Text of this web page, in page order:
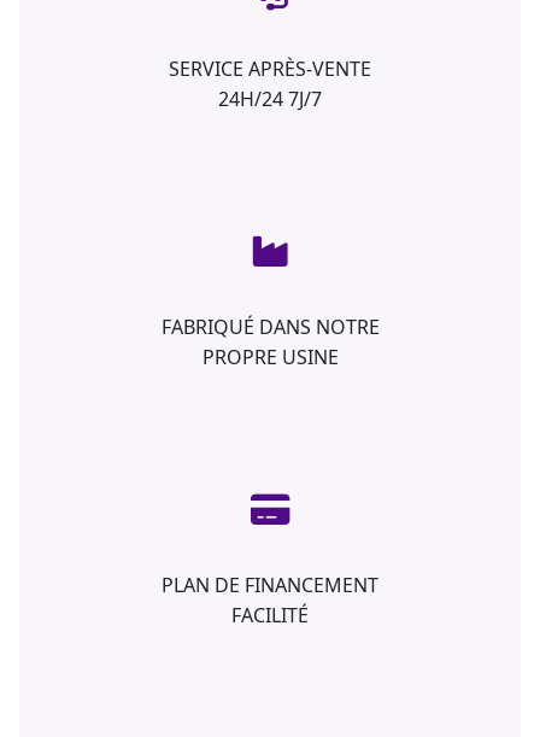
SERVICE APRÈS-VENTE
24H/24 7J/7
FABRIQUÉ DANS NOTRE
PROPRE USINE
PLAN DE FINANCEMENT
FACILITÉ